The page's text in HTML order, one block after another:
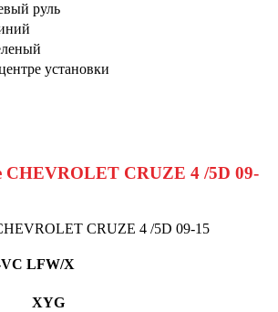
руль
установки
CHEVROLET CRUZE 4 /5D 09-
LFW/X
XYG